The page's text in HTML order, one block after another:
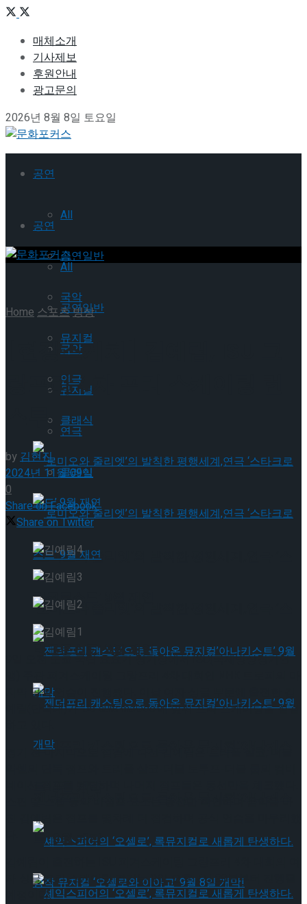
매체소개
기사제보
후원안내
광고문의
2026년 8월 8일 토요일
공연
All
공연일반
국악
뮤지컬
연극
클래식
‘로미오와 줄리엣’의 발칙한 평행세계,연극 ‘스
타크로스드’ 9월 재연
젠더프리 캐스팅으로 돌아온 뮤지컬’아나키스
공연
All
공연일반
국악
뮤지컬
연극
클래식
‘로미오와 줄리엣’의 발칙한 평행세계,연극 ‘스
타크로스드’ 9월 재연
트’ 9월 개막
Home스포츠빙상
[현장스케치] 김예림, ISU 그
랑프리 4차 프리 스케이팅 런
스루
by김현진
2024년 11월 09일
0
Share on Facebook
Share on Twitter
9일 오전 도쿄 국립 요요기 경기장에서 ISU(국제빙상경기연
지막 공식 연습이 진행됐다. 이날 여자 싱글 부문에 출전한 김
예림(단국대)가 ‘Je suis malade’에 맞춰 프리 스케이팅을 점검
경기 전 마지막으로 점검에 나선 김예림은 트리플 살코, 더블
친 김예림은 점프를 몇차례 더 점검하며 공식 연습을 마무리했
자 싱글 프리 스케이팅 경기는 9일 오후 7시 30분부터 진행될
예정이다.